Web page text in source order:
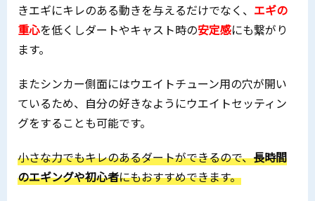
きエギにキレのある動きを与えるだけでなく、 エギの
重心を低くしダートやキャスト時の安定感にも繋がり
ます。
またシンカー側面にはウエイトチューン用の穴が開い
ているため、自分の好きなようにウエイトセッティン
グをすることも可能です。
小さな力でもキレのあるダートができるので、長時間
のエギングや初心者にもおすすめできます。